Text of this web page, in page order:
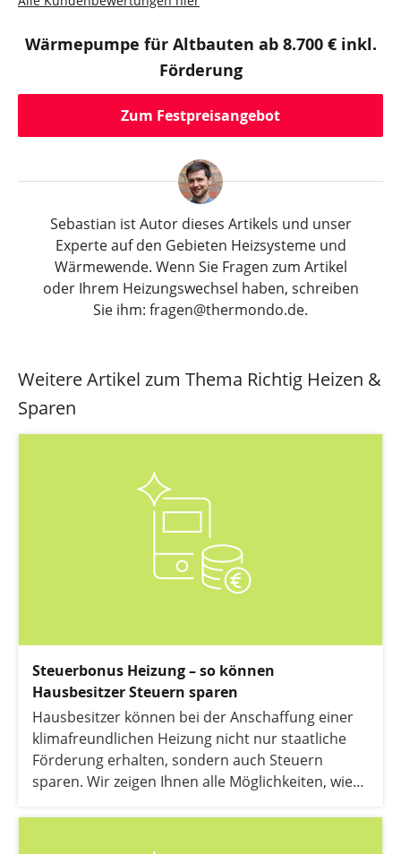
Wärmepumpe für Altbauten ab 8.700 € inkl.
Förderung
Zum Festpreisangebot
Sebastian ist Autor dieses Artikels und unser
Experte auf den Gebieten Heizsysteme und
Wärmewende. Wenn Sie Fragen zum Artikel
oder Ihrem Heizungswechsel haben, schreiben
Sie ihm: fragen@thermondo.de.
Weitere Artikel zum Thema Richtig Heizen &
Sparen
Steuerbonus Heizung – so können
Hausbesitzer Steuern sparen
Hausbesitzer können bei der Anschaffung einer
klimafreundlichen Heizung nicht nur staatliche
Förderung erhalten, sondern auch Steuern
sparen. Wir zeigen Ihnen alle Möglichkeiten, wie